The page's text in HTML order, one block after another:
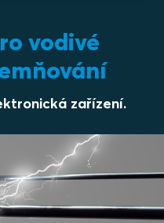
vodivé
zařízení.